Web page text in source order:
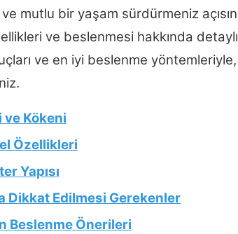
ve mutlu bir yaşam sürdürmeniz
ve beslenmesi hakkında
ve en iyi beslenme yöntemleriyle,
ve Kökeni
Özellikleri
Yapısı
Dikkat Edilmesi Gerekenler
Beslenme Önerileri